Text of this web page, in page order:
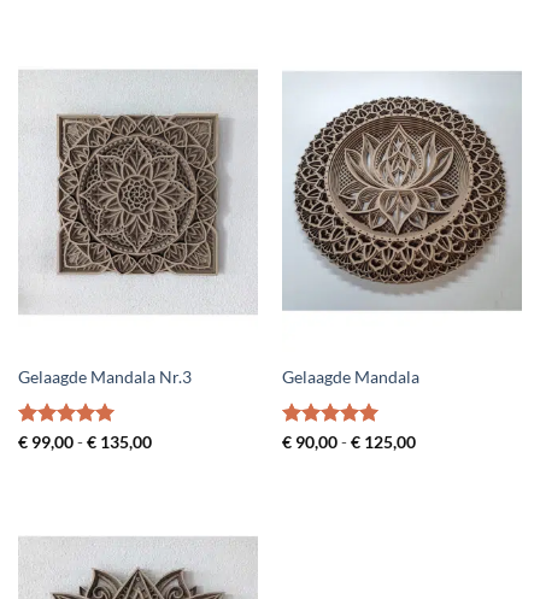
Gelaagde Mandala Nr.3
Gewaardeerd
€99,00 - €135,00Prijsklasse:
Gelaagde Mandala
Gewaardeerd
€90,00 - €125,00Prijsklasse: